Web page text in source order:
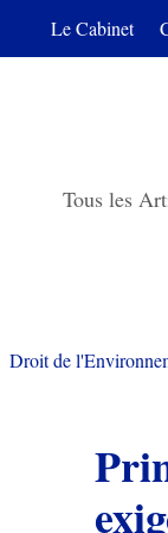
Le Cabinet
Tous les
Droit de